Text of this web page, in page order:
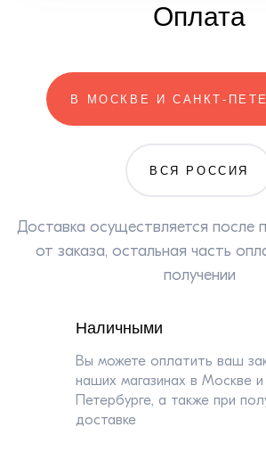
Оплата
В МОСКВЕ И САНКТ-
ВСЯ РОССИЯ
Доставка осуществляется после
от заказа, остальная часть
получении
Наличными
Вы можете оплатить ваш
наших магазинах в Москве
Петербурге, а также при
доставке
Оплата банковской картой
ПАО СБЕРБАНК с
карт следующих платёжных
Выставляем счет на оплату
лицу. Отгрузка товара
поступления средств на
Наложенным платежом